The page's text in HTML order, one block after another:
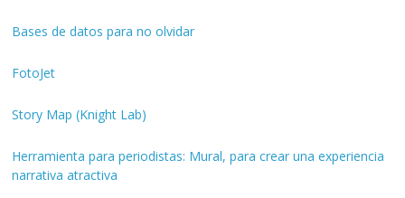
Bases de datos para no olvidar
FotoJet
Story Map (Knight Lab)
Herramienta para periodistas: Mural, para crear una experiencia
narrativa atractiva